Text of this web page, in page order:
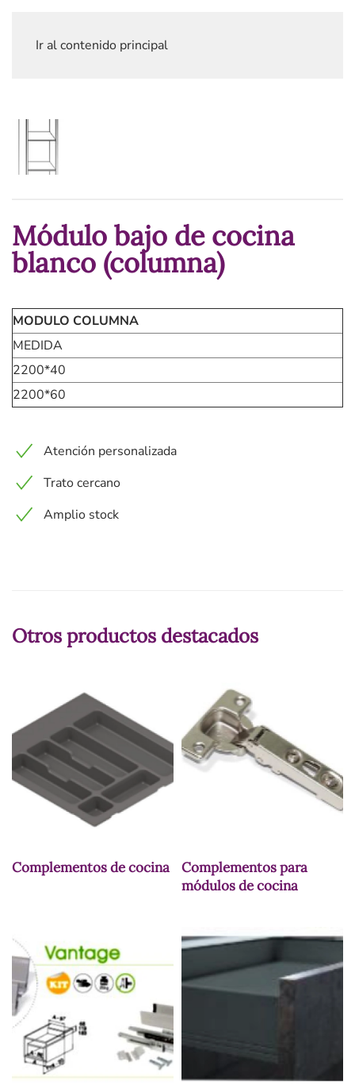
Ir al contenido principal
Módulo bajo de cocina
blanco (columna)
MODULO COLUMNA
MEDIDA
2200*40
2200*60
Atención personalizada
Trato cercano
Amplio stock
Otros productos destacados
Complementos de cocina
Complementos para
módulos de cocina